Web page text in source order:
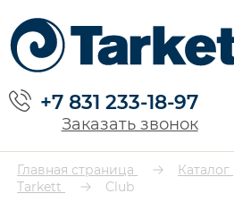
+7 831 233-18-97
Заказать звонок
Главная страница Каталог
Tarkett
Club